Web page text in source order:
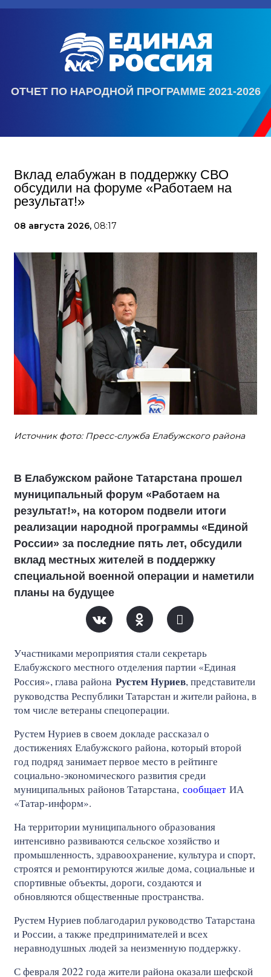
ОТЧЕТ ПО НАРОДНОЙ ПРОГРАММЕ 2021-2026
Вклад елабужан в поддержку СВО
обсудили на форуме «Работаем на
результат!»
08 августа 2026, 08:17
Источник фото: Пресс-служба Елабужского района
В Елабужском районе Татарстана прошел
муниципальный форум «Работаем на
результат!», на котором подвели итоги
реализации народной программы «Единой
России» за последние пять лет, обсудили
вклад местных жителей в поддержку
специальной военной операции и наметили
планы на будущее
Участниками мероприятия стали секретарь
Елабужского местного отделения партии «Единая
Россия», глава района Рустем Нуриев, представители
руководства Республики Татарстан и жители района, в
том числе ветераны спецоперации.
Рустем Нуриев в своем докладе рассказал о
достижениях Елабужского района, который второй
год подряд занимает первое место в рейтинге
социально‑экономического развития среди
муниципальных районов Татарстана, сообщаетИА
«Татар-информ».
На территории муниципального образования
интенсивно развиваются сельское хозяйство и
промышленность, здравоохранение, культура и спорт,
строятся и ремонтируются жилые дома, социальные и
спортивные объекты, дороги, создаются и
обновляются общественные пространства.
Рустем Нуриев поблагодарил руководство Татарстана
и России, а также предпринимателей и всех
неравнодушных людей за неизменную поддержку.
С февраля 2022 года жители района оказали шефской